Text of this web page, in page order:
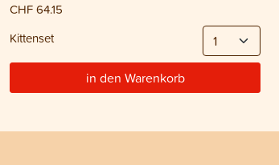
CHF 64.15
Kittenset
in den Warenkorb